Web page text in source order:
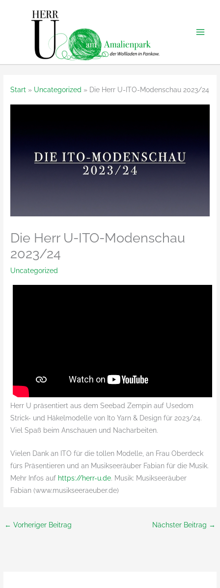
Start Uncategorized Die Herr U-ITO-Modenschau 2023/24
Die Herr U-ITO-Modenschau
2023/24
Uncategorized
Herr U präsentiert aus dem Seebad Zempin auf Usedom
Strick- und Häkelmodelle von Ito Yarn & Design für 2023/24.
Viel Spaß beim Anschauen und Nacharbeiten.
Vielen Dank an ITO für die tollen Modelle, an Frau Oberdeck
fürs Präsentieren und an Musikseeräuber Fabian für die Musik.
Mehr Infos auf https://herr-u.de. Musik: Musikseeräuber
Fabian (www.musikseeraeuber.de)
← Vorheriger Beitrag Nächster Beitrag →